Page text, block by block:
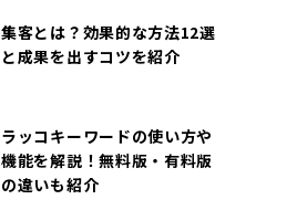
集客とは？効果的な方法12選
と成果を出すコツを紹介
ラッコキーワードの使い方や
機能を解説！無料版・有料版
の違いも紹介